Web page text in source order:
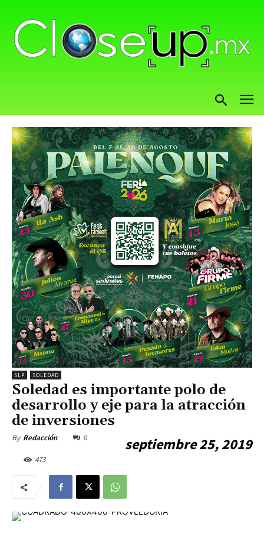
SLP SOLEDAD
Soledad es importante polo de
desarrollo y eje para la atracción
de inversiones
By Redacción septiembre 25, 2019
0
473